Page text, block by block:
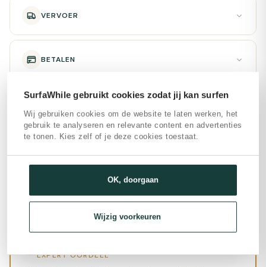
SurfaWhile gebruikt cookies zodat jij kan surfen
Wij gebruiken cookies om de website te laten werken, het
gebruik te analyseren en relevante content en advertenties
te tonen. Kies zelf of je deze cookies toestaat.
OK, doorgaan
Wijzig voorkeuren
VERVOER
BETALEN
EXPERT OORDEEL